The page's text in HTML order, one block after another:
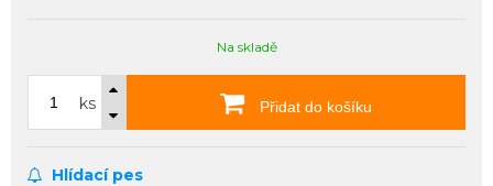
Na skladě
ks Přidat do košíku
Hlídací pes